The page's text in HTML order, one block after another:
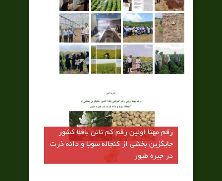
رقم مهتا اولين رقم كم تانن باقلا كشور
جايگزين بخشي از كنجاله سويا و دانه ذرت
در جيره طيور